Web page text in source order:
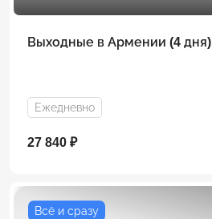
Выходные в Армении (4 дня)
Ежедневно
27 840 ₽
Всё и сразу